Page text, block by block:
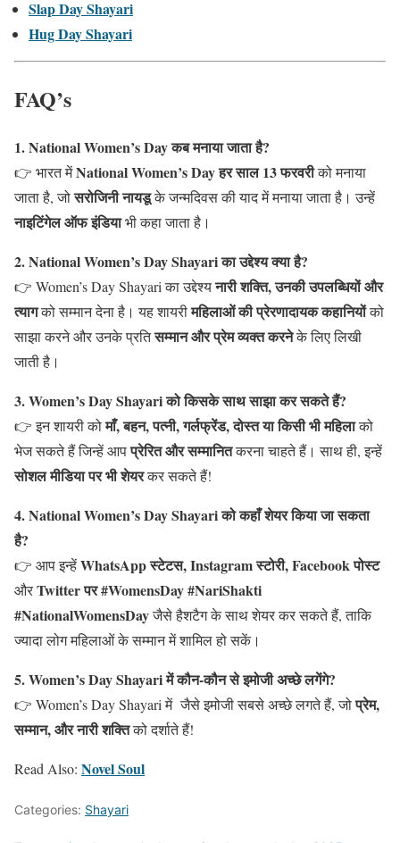
Slap Day Shayari
Hug Day Shayari
FAQ’s
1. National Women’s Day कब मनाया जाता है?
👉 भारत मेंNational Women’s Day हर साल 13 फरवरीको मनाया
जाता है, जोसरोजिनी नायडूके जन्मदिवस की याद में मनाया जाता है। उन्हें
नाइटिंगेल ऑफ इंडियाभी कहा जाता है।
2. National Women’s Day Shayari का उद्देश्य क्या है?
👉 Women’s Day Shayari का उद्देश्यनारी शक्ति, उनकी उपलब्धियों और
त्यागको सम्मान देना है। यह शायरीमहिलाओं की प्रेरणादायक कहानियोंको
साझा करने और उनके प्रतिसम्मान और प्रेम व्यक्त करनेके लिए लिखी
जाती है।
3. Women’s Day Shayari को किसके साथ साझा कर सकते हैं?
👉 इन शायरी कोमाँ, बहन, पत्नी, गर्लफ्रेंड, दोस्त या किसी भी महिलाको
भेज सकते हैं जिन्हें आपप्रेरित और सम्मानितकरना चाहते हैं। साथ ही, इन्हें
सोशल मीडिया पर भी शेयरकर सकते हैं!
4. National Women’s Day Shayari को कहाँ शेयर किया जा सकता
है?
👉 आप इन्हेंWhatsApp स्टेटस, Instagram स्टोरी, Facebook पोस्ट
औरTwitter पर #WomensDay #NariShakti
#NationalWomensDayजैसे हैशटैग के साथ शेयर कर सकते हैं, ताकि
ज्यादा लोग महिलाओं के सम्मान में शामिल हो सकें।
5. Women’s Day Shayari में कौन-कौन से इमोजी अच्छे लगेंगे?
👉 Women’s Day Shayari में जैसे इमोजी सबसे अच्छे लगते हैं, जोप्रेम,
सम्मान, और नारी शक्तिको दर्शाते हैं!
Read Also: Novel Soul
Categories: Shayari